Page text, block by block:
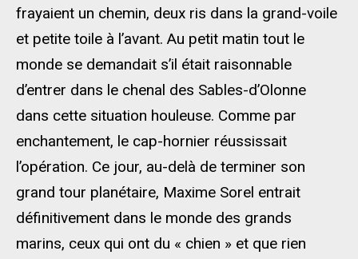
frayaient un chemin, deux ris dans la grand-voile
et petite toile à l’avant. Au petit matin tout le
monde se demandait s’il était raisonnable
d’entrer dans le chenal des Sables-d’Olonne
dans cette situation houleuse. Comme par
enchantement, le cap-hornier réussissait
l’opération. Ce jour, au-delà de terminer son
grand tour planétaire, Maxime Sorel entrait
définitivement dans le monde des grands
marins, ceux qui ont du « chien » et que rien